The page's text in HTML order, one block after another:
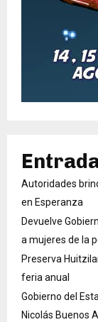
Autoridades
en Esperanza
Devuelve
a mujeres de la
Preserva
feria anual
Gobierno del
Nicolás Buenos